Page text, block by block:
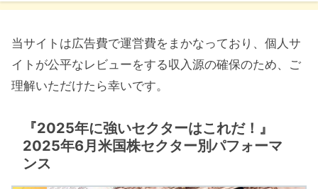
当サイトは広告費で運営費をまかなっており、個人サ
イトが公平なレビューをする収入源の確保のため、ご
理解いただけたら幸いです。
『2025年に強いセクターはこれだ！』
2025年6月米国株セクター別パフォーマ
ンス